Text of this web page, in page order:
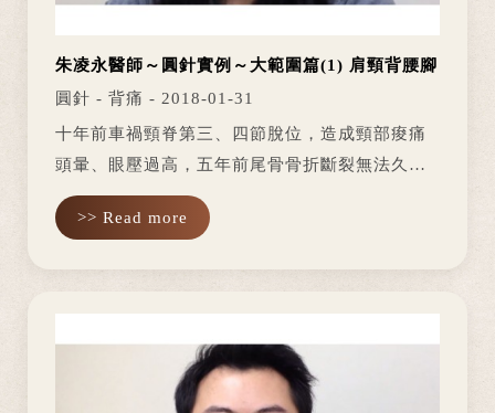
朱凌永醫師～圓針實例～大範圍篇(1) 肩頸背腰腳
圓針 - 背痛 - 2018-01-31
十年前車禍頸脊第三、四節脫位，造成頸部痠痛
頭暈、眼壓過高，五年前尾骨骨折斷裂無法久
坐，有一個點會痠麻，易痠痛不適。西醫復健、
整脊、民俗療法，甚至連國外引進的機器皆嘗試
>> Read more